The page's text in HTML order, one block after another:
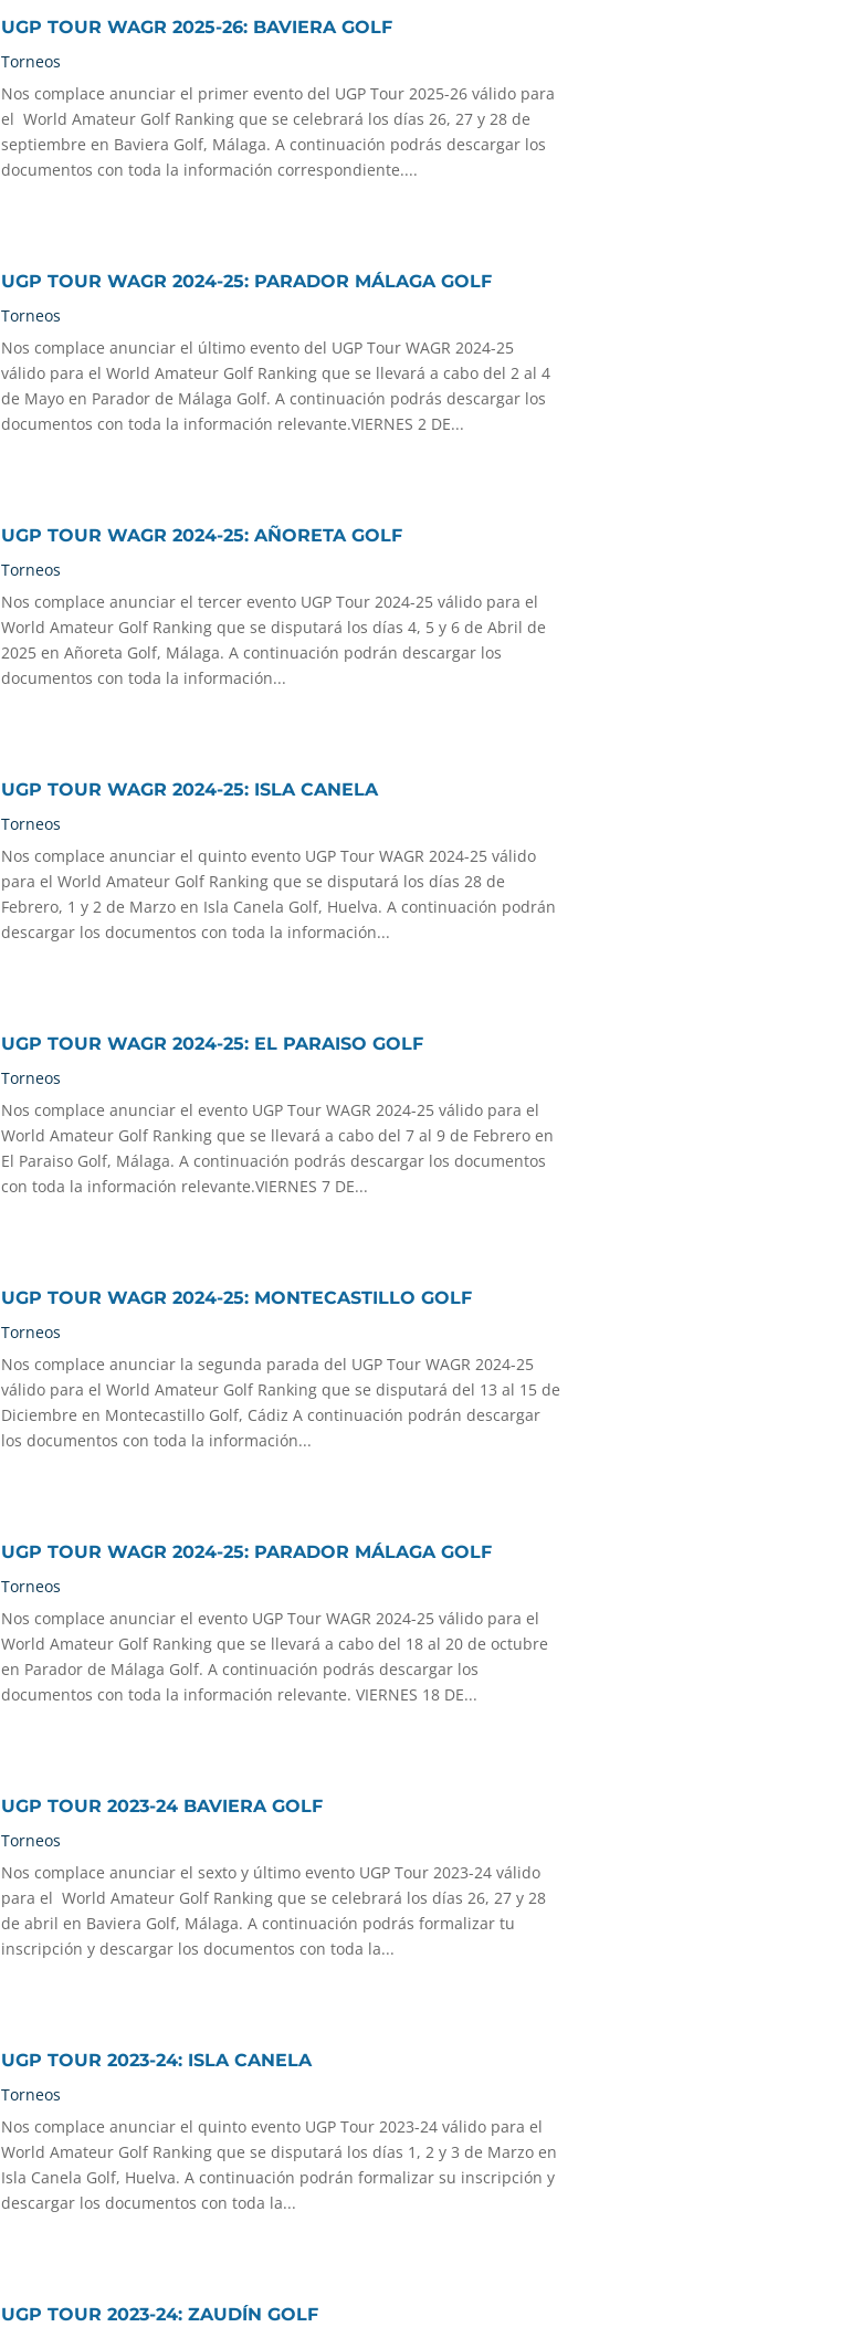
UGP TOUR WAGR 2025-26: BAVIERA GOLF
Torneos
Nos complace anunciar el primer evento del UGP Tour 2025-26 válido para
el World Amateur Golf Ranking que se celebrará los días 26, 27 y 28 de
septiembre en Baviera Golf, Málaga. A continuación podrás descargar los
documentos con toda la información correspondiente....
UGP TOUR WAGR 2024-25: PARADOR MÁLAGA GOLF
Torneos
Nos complace anunciar el último evento del UGP Tour WAGR 2024-25
válido para el World Amateur Golf Ranking que se llevará a cabo del 2 al 4
de Mayo en Parador de Málaga Golf. A continuación podrás descargar los
documentos con toda la información relevante.VIERNES 2 DE...
UGP TOUR WAGR 2024-25: AÑORETA GOLF
Torneos
Nos complace anunciar el tercer evento UGP Tour 2024-25 válido para el
World Amateur Golf Ranking que se disputará los días 4, 5 y 6 de Abril de
2025 en Añoreta Golf, Málaga. A continuación podrán descargar los
documentos con toda la información...
UGP TOUR WAGR 2024-25: ISLA CANELA
Torneos
Nos complace anunciar el quinto evento UGP Tour WAGR 2024-25 válido
para el World Amateur Golf Ranking que se disputará los días 28 de
Febrero, 1 y 2 de Marzo en Isla Canela Golf, Huelva. A continuación podrán
descargar los documentos con toda la información...
UGP TOUR WAGR 2024-25: EL PARAISO GOLF
Torneos
Nos complace anunciar el evento UGP Tour WAGR 2024-25 válido para el
World Amateur Golf Ranking que se llevará a cabo del 7 al 9 de Febrero en
El Paraiso Golf, Málaga. A continuación podrás descargar los documentos
con toda la información relevante.VIERNES 7 DE...
UGP TOUR WAGR 2024-25: MONTECASTILLO GOLF
Torneos
Nos complace anunciar la segunda parada del UGP Tour WAGR 2024-25
válido para el World Amateur Golf Ranking que se disputará del 13 al 15 de
Diciembre en Montecastillo Golf, Cádiz A continuación podrán descargar
los documentos con toda la información...
UGP TOUR WAGR 2024-25: PARADOR MÁLAGA GOLF
Torneos
Nos complace anunciar el evento UGP Tour WAGR 2024-25 válido para el
World Amateur Golf Ranking que se llevará a cabo del 18 al 20 de octubre
en Parador de Málaga Golf. A continuación podrás descargar los
documentos con toda la información relevante. VIERNES 18 DE...
UGP TOUR 2023-24 BAVIERA GOLF
Torneos
Nos complace anunciar el sexto y último evento UGP Tour 2023-24 válido
para el World Amateur Golf Ranking que se celebrará los días 26, 27 y 28
de abril en Baviera Golf, Málaga. A continuación podrás formalizar tu
inscripción y descargar los documentos con toda la...
UGP TOUR 2023-24: ISLA CANELA
Torneos
Nos complace anunciar el quinto evento UGP Tour 2023-24 válido para el
World Amateur Golf Ranking que se disputará los días 1, 2 y 3 de Marzo en
Isla Canela Golf, Huelva. A continuación podrán formalizar su inscripción y
descargar los documentos con toda la...
UGP TOUR 2023-24: ZAUDÍN GOLF